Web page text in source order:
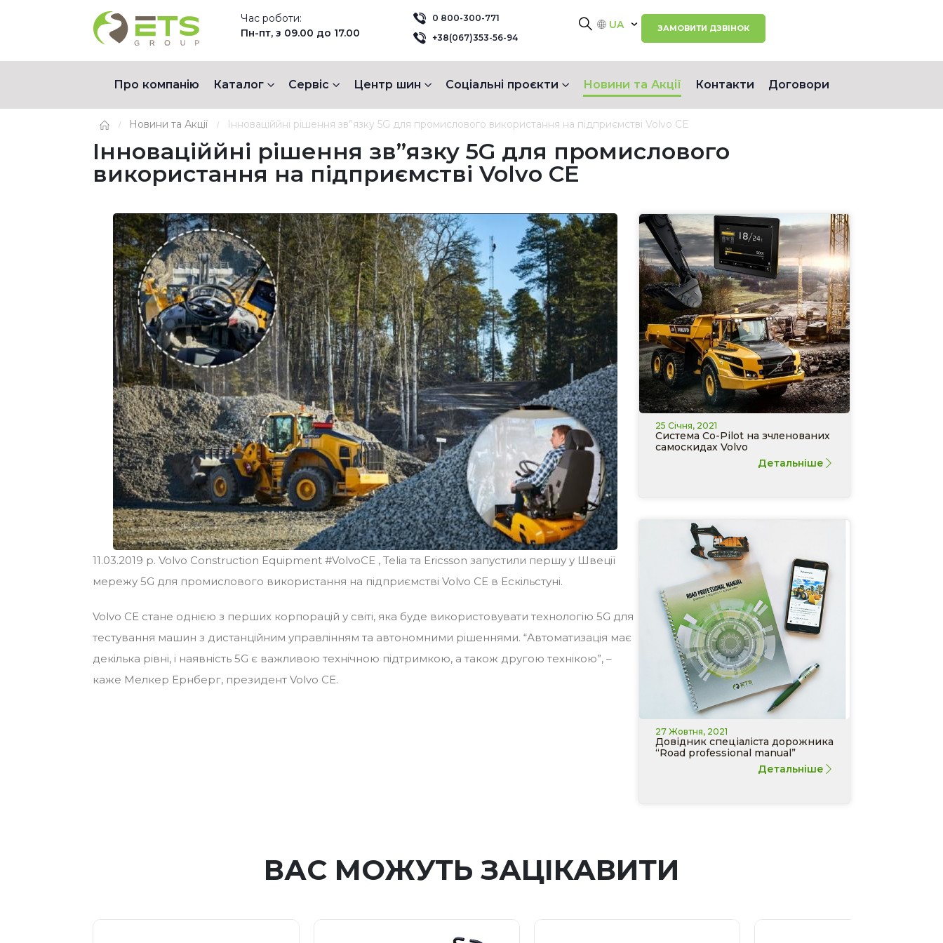
Час роботи:
Пн-пт, з 09.00 до 17.00
0 800-300-771
+38(067)353-56-94
UA ЗАМОВИТИ ДЗВІНОК
Про компанію Каталог Сервіс Центр шин Соціальні проєкти Новини та Акції Контакти Договори
Новини та Акції Інноваціййні рішення зв”язку 5G для промислового використання на підприємстві Volvo CE
Інноваціййні рішення зв”язку 5G для промислового
використання на підприємстві Volvo CE
11.03.2019 р. Volvo Construction Equipment #VolvoCE , Telia та Ericsson запустили першу у Швеції
мережу 5G для промислового використання на підприємстві Volvo CE в Ескільстуні.
Volvo CE стане однією з перших корпорацій у світі, яка буде використовувати технологію 5G для
тестування машин з дистанційним управлінням та автономними рішеннями. “Автоматизація має
декілька рівні, і наявність 5G є важливою технічною підтримкою, а також другою технікою”, –
каже Мелкер Ернберг, президент Volvo CE.
25 Січня, 2021
Система Co-Pilot на зчленованих
самоскидах Volvo
Детальніше
27 Жовтня, 2021
Довідник спеціаліста дорожника
“Road professional manual”
Детальніше
ВАС МОЖУТЬ ЗАЦІКАВИТИ